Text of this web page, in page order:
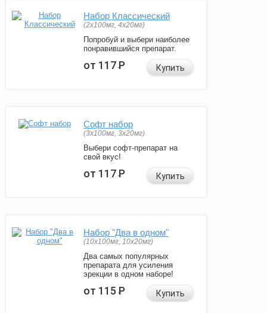
Набор Классический
(2x100мг, 4x20мг)
Попробуй и выбери наиболее
понравившийся препарат.
от 117Р Купить
Софт набор
(3x100мг, 3x20мг)
Выбери софт-препарат на
свой вкус!
от 117Р Купить
Набор "Два в одном"
(10x100мг, 10x20мг)
Два самых популярных
препарата для усиления
эрекции в одном наборе!
от 115Р Купить